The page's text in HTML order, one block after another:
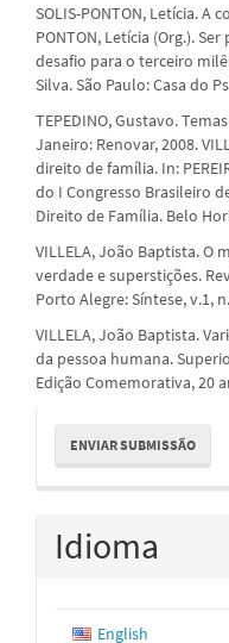
SOLIS-PONTON, Letícia. A
PONTON, Letícia (Org.).
desafio para o terceiro
Silva. São Paulo: Casa do
TEPEDINO, Gustavo.
Janeiro: Renovar, 2008.
direito de família. In:
do I Congresso Brasileiro
Direito de Família. Belo
VILLELA, João Baptista.
verdade e superstições.
Porto Alegre: Síntese, v.1,
VILLELA, João Baptista.
da pessoa humana.
Edição Comemorativa, 20
Enviar
Submissão
ENVIAR SUBMISSÃO
Idioma
English